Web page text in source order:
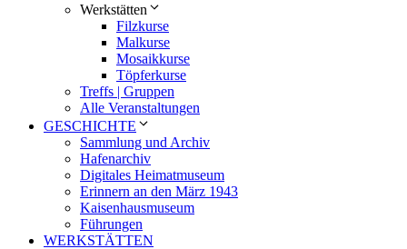
Werkstätten
Filzkurse
Malkurse
Mosaikkurse
Töpferkurse
Treffs | Gruppen
Alle Veranstaltungen
GESCHICHTE
Sammlung und Archiv
Hafenarchiv
Digitales Heimatmuseum
Erinnern an den März 1943
Kaisenhausmuseum
Führungen
WERKSTÄTTEN